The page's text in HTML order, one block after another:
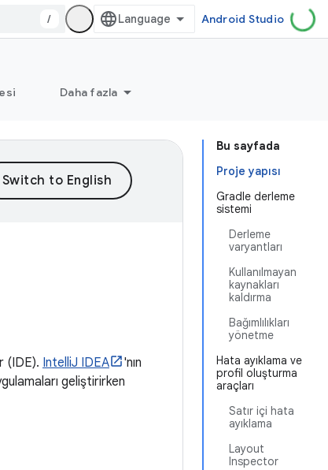
/ Android Studio
Daha fazla
Bu sayfada
Proje yapısı
Gradle derleme
sistemi
Derleme
varyantları
Kullanılmayan
kaynakları
kaldırma
Bağımlılıkları
yönetme
Hata ayıklama ve
profil oluşturma
araçları
Satır içi hata
ayıklama
Layout
Inspector
(IDE). IntelliJ IDEA
'nın
geliştirirken